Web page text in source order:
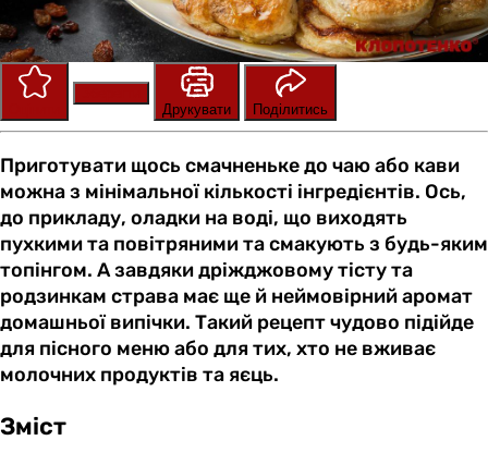
Друкувати
Поділитись
Приготувати щось смачненьке до чаю або кави
можна з мінімальної кількості інгредієнтів. Ось,
до прикладу, оладки на воді, що виходять
пухкими та повітряними та смакують з будь-яким
топінгом. А завдяки дріжджовому тісту та
родзинкам страва має ще й неймовірний аромат
домашньої випічки. Такий рецепт чудово підійде
для пісного меню або для тих, хто не вживає
молочних продуктів та яєць.
Зміст